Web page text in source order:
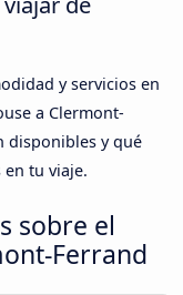
y servicios en
a Clermont-
disponibles y qué
tu viaje.
sobre el
Ferrand